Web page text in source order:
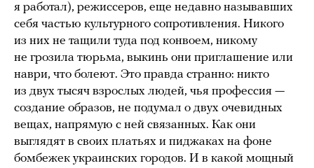
я работал), режиссеров, еще недавно называвших
себя частью культурного сопротивления. Никого
из них не тащили туда под конвоем, никому
не грозила тюрьма, выкинь они приглашение или
наври, что болеют. Это правда странно: никто
из двух тысяч взрослых людей, чья профессия —
создание образов, не подумал о двух очевидных
вещах, напрямую с ней связанных. Как они
выглядят в своих платьях и пиджаках на фоне
бомбежек украинских городов. И в какой мощный